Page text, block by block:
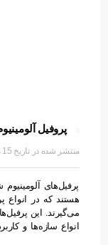
پروفیل
پرفیل‌های
هستند که در انواع
می‌گیرند. این
انواع سازه‌ها و